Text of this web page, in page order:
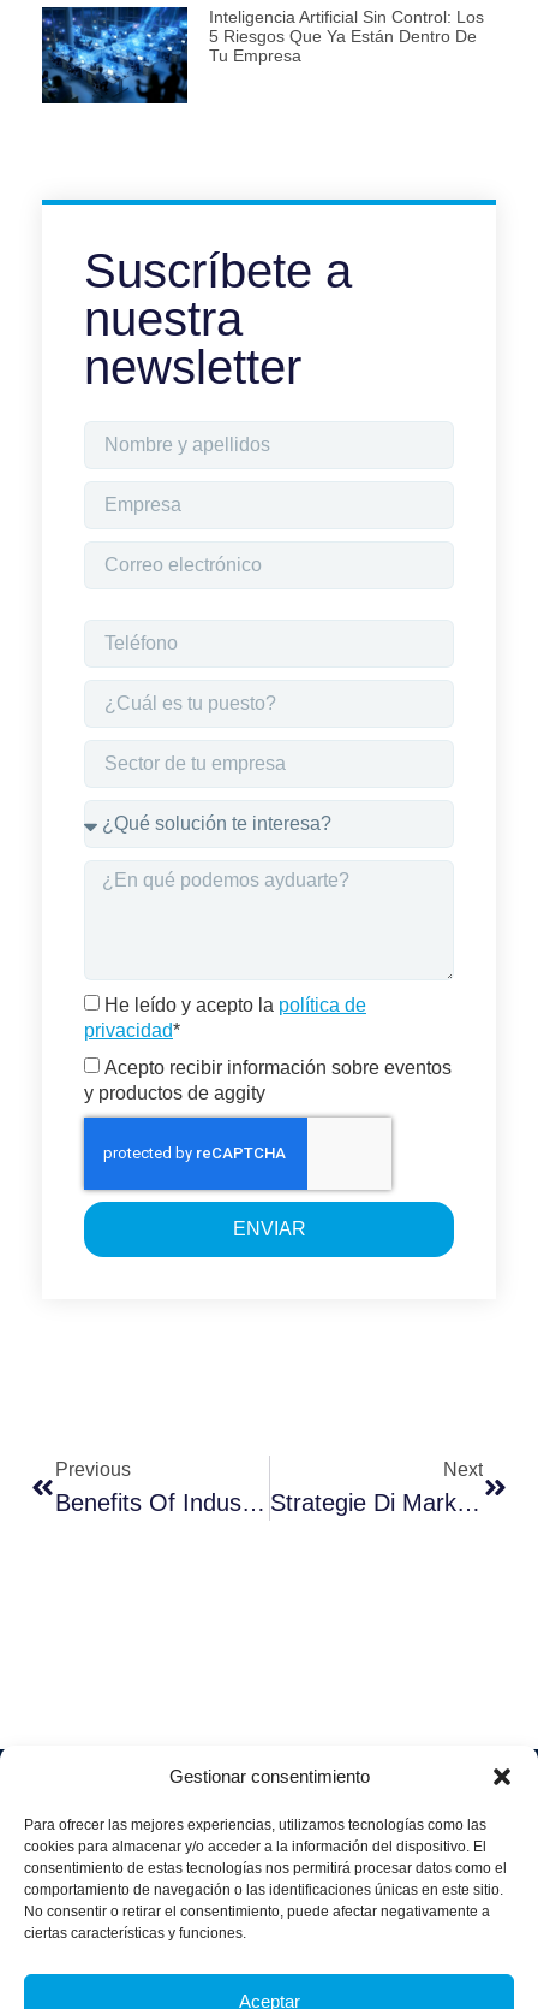
Gestionar consentimiento
Para ofrecer las mejores experiencias, utilizamos tecnologías como las
cookies para almacenar y/o acceder a la información del dispositivo. El
consentimiento de estas tecnologías nos permitirá procesar datos como el
comportamiento de navegación o las identificaciones únicas en este sitio.
No consentir o retirar el consentimiento, puede afectar negativamente a
ciertas características y funciones.
Aceptar
Inteligencia Artificial Sin Control: Los
5 Riesgos Que Ya Están Dentro De
Tu Empresa
Suscríbete a
nuestra
newsletter
He leído y acepto la política de
privacidad*
Acepto recibir información sobre eventos
y productos de aggity
ENVIAR
Previous
Benefits Of Industrial Automation
Next
Strategie Di Marketing Di Segmentazione
Soluciones
Data
Industria
4.0
Business
Industrial
Retail
Health &
Services
Travel &
Quiénes
Únete
a
aggity
Contacto
aggity
legal
Política
de
Privacid
ad
de